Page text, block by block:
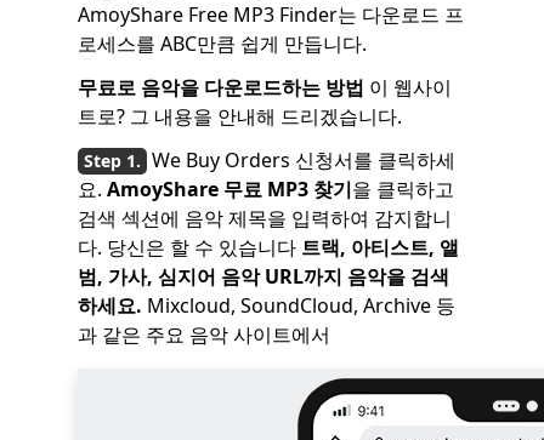
AmoyShare Free MP3 Finder는 다운로드 프
로세스를 ABC만큼 쉽게 만듭니다.
무료로 음악을 다운로드하는 방법 이 웹사이
트로? 그 내용을 안내해 드리겠습니다.
We Buy Orders 신청서를 클릭하세
요. AmoyShare 무료 MP3 찾기을 클릭하고
검색 섹션에 음악 제목을 입력하여 감지합니
다. 당신은 할 수 있습니다 트랙, 아티스트, 앨
범, 가사, 심지어 음악 URL까지 음악을 검색
하세요. Mixcloud, SoundCloud, Archive 등
과 같은 주요 음악 사이트에서